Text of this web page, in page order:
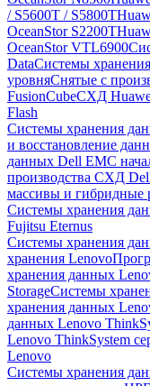
/ S5600T / S5800T
OceanStor S2200T
OceanStor VTL6900
DataСистемы
уровняСнятые с
FusionCubeСХД
Flash
Системы хранения
и восстановление
данных Dell EMC
производства СХД
массивы и гибридные
Системы хранения
Fujitsu Eternus
Системы хранения
хранения Lenovo
хранения данных
StorageСистемы
хранения данных
данных Lenovo
Lenovo ThinkSystem
Lenovo
Системы хранения